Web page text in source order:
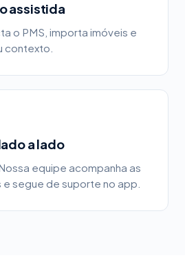
assistida
o PMS, importa imóveis e
contexto.
a lado
equipe acompanha as
segue de suporte no app.